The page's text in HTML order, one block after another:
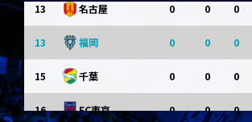
13 名古屋 0 0 0
13 福岡 0 0 0
15 千葉 0 0 0
16 FC東京 0 0 0